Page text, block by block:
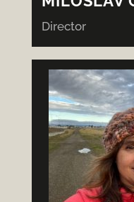
Director